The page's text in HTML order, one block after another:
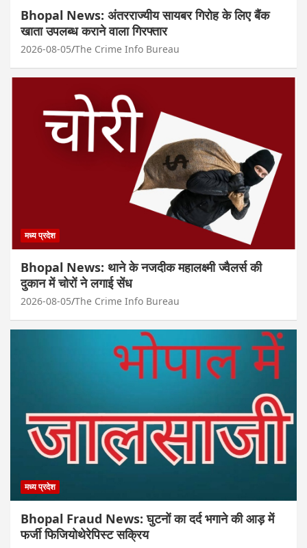
Bhopal News: अंतरराज्यीय सायबर गिरोह के लिए बैंक
खाता उपलब्ध कराने वाला गिरफ्तार
2026-08-05 The Crime Info Bureau
मध्य प्रदेश
Bhopal News: थाने के नजदीक महालक्ष्मी ज्वैलर्स की
दुकान में चोरों ने लगाई सेंध
2026-08-05 The Crime Info Bureau
मध्य प्रदेश
Bhopal Fraud News: घुटनों का दर्द भगाने की आड़ में
फर्जी फिजियोथेरेपिस्ट सक्रिय